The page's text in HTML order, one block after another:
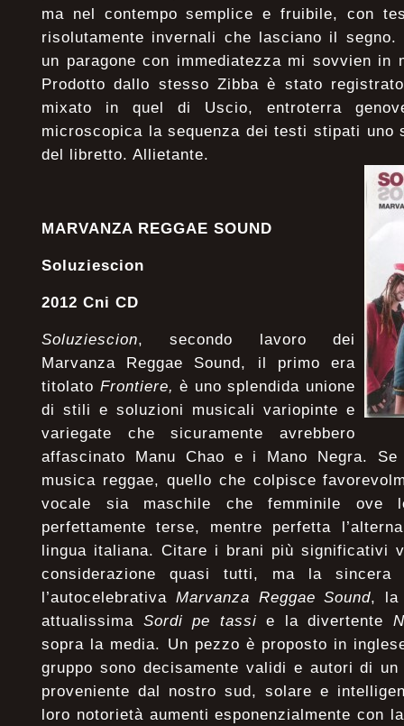
ma nel contempo semplice e fruibile, con
risolutamente invernali che lasciano il
un paragone con immediatezza mi sovvien in
Prodotto dallo stesso Zibba è stato
mixato in quel di Uscio, entroterra
microscopica la sequenza dei testi stipati uno
del libretto. Allietante.
MARVANZA REGGAE SOUND
Soluziescion
2012 Cni CD
Soluziescion, secondo lavoro dei
Marvanza Reggae Sound, il primo era
titolato Frontiere, è uno splendida unione
di stili e soluzioni musicali variopinte e
variegate che sicuramente avrebbero
affascinato Manu Chao e i Mano Negra.
musica reggae, quello che colpisce
vocale sia maschile che femminile
perfettamente terse, mentre perfetta
lingua italiana. Citare i brani più significativi
considerazione quasi tutti, ma la sincera
l’autocelebrativa Marvanza Reggae Sound, la
attualissima Sordi pe tassi e la divertente
sopra la media. Un pezzo è proposto in
gruppo sono decisamente validi e autori di
proveniente dal nostro sud, solare e
loro notorietà aumenti esponenzialmente con